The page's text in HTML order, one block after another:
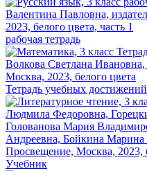
рабочая тетрадь
Тетрадь учебных достижений
Учебник